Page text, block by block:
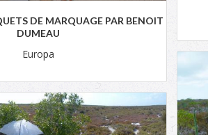
DE MARQUAGE PAR BENOIT
DUMEAU
Europa